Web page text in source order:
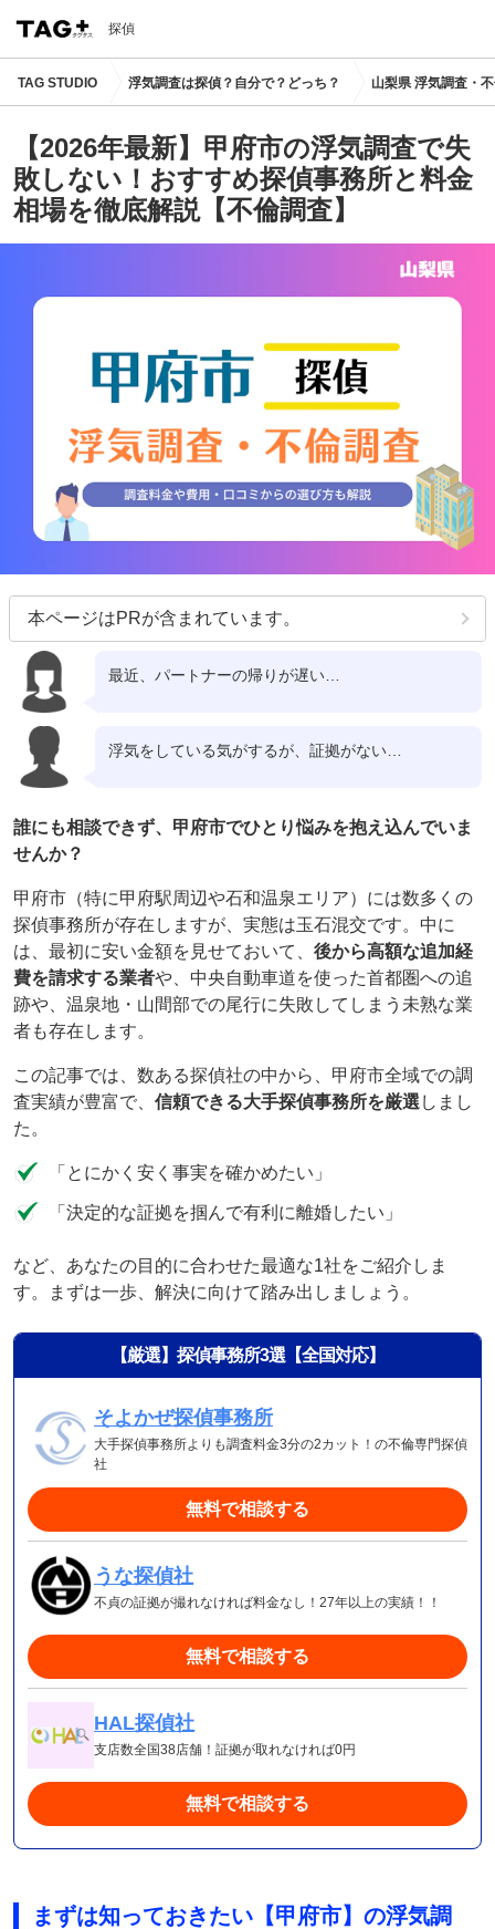
探偵
TAG STUDIO 浮気調査は探偵？自分で？どっち？ 山梨県 浮気調査・
【2026年最新】甲府市の浮気調査で失
敗しない！おすすめ探偵事務所と料金
相場を徹底解説【不倫調査】
本ページはPRが含まれています。
最近、パートナーの帰りが遅い…
浮気をしている気がするが、証拠がない…
誰にも相談できず、甲府市でひとり悩みを抱え込んでいま
せんか？
甲府市（特に甲府駅周辺や石和温泉エリア）には数多くの
探偵事務所が存在しますが、実態は玉石混交です。中に
は、最初に安い金額を見せておいて、 後から高額な追加経
費を請求する業者や、中央自動車道を使った首都圏への追
跡や、温泉地・山間部での尾行に失敗してしまう未熟な業
者も存在します。
この記事では、数ある探偵社の中から、甲府市全域での調
査実績が豊富で、 信頼できる大手探偵事務所を厳選 しまし
た。
「とにかく安く事実を確かめたい」
「決定的な証拠を掴んで有利に離婚したい」
など、あなたの目的に合わせた最適な1社をご紹介しま
す。まずは一歩、解決に向けて踏み出しましょう。
【厳選】探偵事務所3選【全国対応】
そよかぜ探偵事務所
大手探偵事務所よりも調査料金3分の2カット！の不倫専門探偵
社
無料で相談する
うな探偵社
不貞の証拠が撮れなければ料金なし！27年以上の実績！！
無料で相談する
HAL探偵社
支店数全国38店舗！証拠が取れなければ0円
無料で相談する
まずは知っておきたい【甲府市】の浮気調